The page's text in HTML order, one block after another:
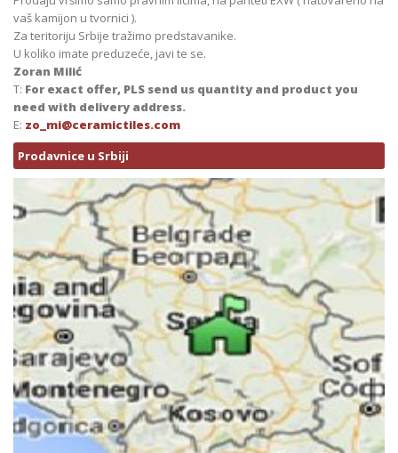
vaš kamijon u tvornici ).
Za teritoriju Srbije tražimo predstavanike.
U koliko imate preduzeće, javi te se.
Zoran Milić
T: For exact offer, PLS send us quantity and product you
need with delivery address.
E: zo_mi@ceramictiles.com
Prodavnice u Srbiji